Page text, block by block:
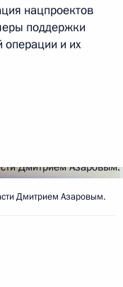
нацпроектов
поддержки
операции и их
Дмитрием Азаровым.